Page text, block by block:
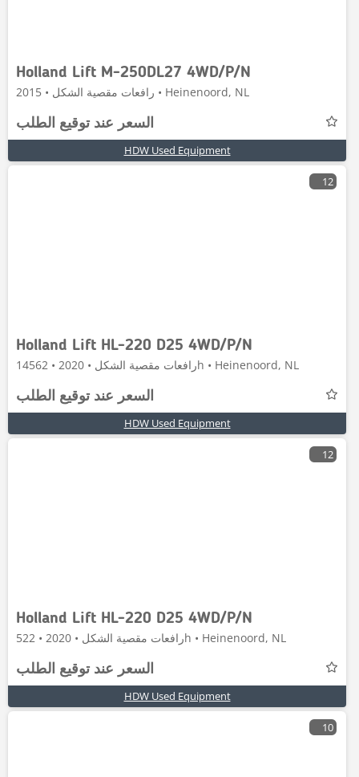
Holland Lift M-250DL27 4WD/P/N
رافعات مقصية الشكل • 2015 • Heinenoord, NL
السعر عند توقيع الطلب
HDW Used Equipment
12
Holland Lift HL-220 D25 4WD/P/N
رافعات مقصية الشكل • 2020 • 14562h • Heinenoord, NL
السعر عند توقيع الطلب
HDW Used Equipment
12
Holland Lift HL-220 D25 4WD/P/N
رافعات مقصية الشكل • 2020 • 522h • Heinenoord, NL
السعر عند توقيع الطلب
HDW Used Equipment
10